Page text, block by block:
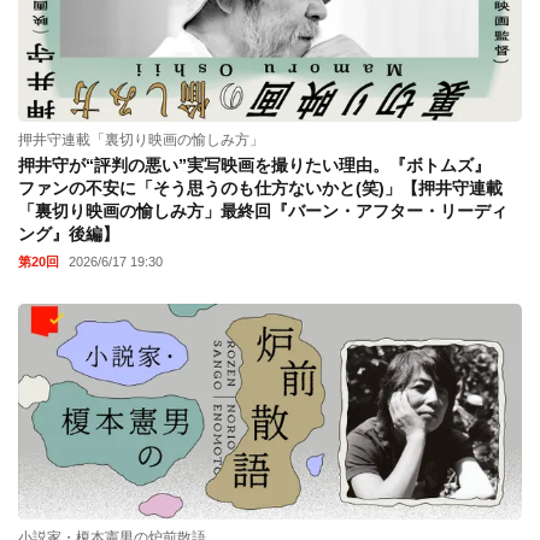
押井守連載「裏切り映画の愉しみ方」
押井守が“評判の悪い”実写映画を撮りたい理由。『ボトムズ』
ファンの不安に「そう思うのも仕方ないかと(笑)」【押井守連載
「裏切り映画の愉しみ方」最終回『バーン・アフター・リーディ
ング』後編】
第20回 2026/6/17 19:30